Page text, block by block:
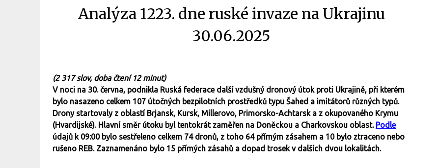
Analýza 1223. dne ruské invaze na Ukrajinu
30.06.2025
(2 317 slov, doba čtení 12 minut)
V noci na 30. června, podnikla Ruská federace další vzdušný dronový útok proti Ukrajině, při kterém
bylo nasazeno celkem 107 útočných bezpilotních prostředků typu Šahed a imitátorů různých typů.
Drony startovaly z oblastí Brjansk, Kursk, Millerovo, Primorsko-Achtarsk a z okupovaného Krymu
(Hvardijské). Hlavní směr útoku byl tentokrát zaměřen na Doněckou a Charkovskou oblast. Podle
údajů k 09:00 bylo sestřeleno celkem 74 dronů, z toho 64 přímým zásahem a 10 bylo ztraceno nebo
rušeno REB. Zaznamenáno bylo 15 přímých zásahů a dopad trosek v dalších dvou lokalitách.